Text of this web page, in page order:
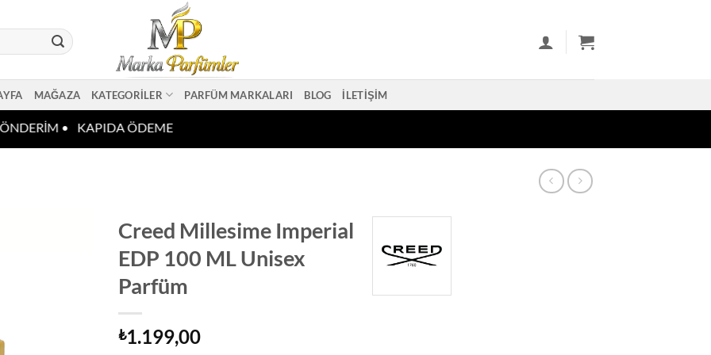
MAĞAZA KATEGORILER PARFÜM MARKALARI BLOG İLETIŞIM
• KAPIDA ÖDEME
Creed Millesime Imperial
EDP 100 ML Unisex
Parfüm
₺1.199,00